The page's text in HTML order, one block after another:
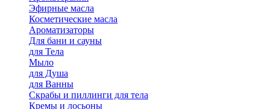
Эфирные масла
Косметические масла
Ароматизаторы
Для бани и сауны
для Тела
Мыло
для Душа
для Ванны
Скрабы и пиллинги для тела
Кремы и лосьоны